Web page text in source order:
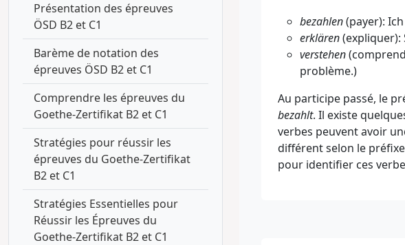
Présentation des épreuves
ÖSD B2 et C1
Barème de notation des
épreuves ÖSD B2 et C1
Comprendre les épreuves du
Goethe-Zertifikat B2 et C1
Stratégies pour réussir les
épreuves du Goethe-Zertifikat
B2 et C1
Stratégies Essentielles pour
Réussir les Épreuves du
Goethe-Zertifikat B2 et C1
bezahlen(payer): Ich
erklären(expliquer):
verstehen
problème.)
Au participe passé, le
bezahlt. Il existe
verbes peuvent avoir
différent selon le
pour identifier ces